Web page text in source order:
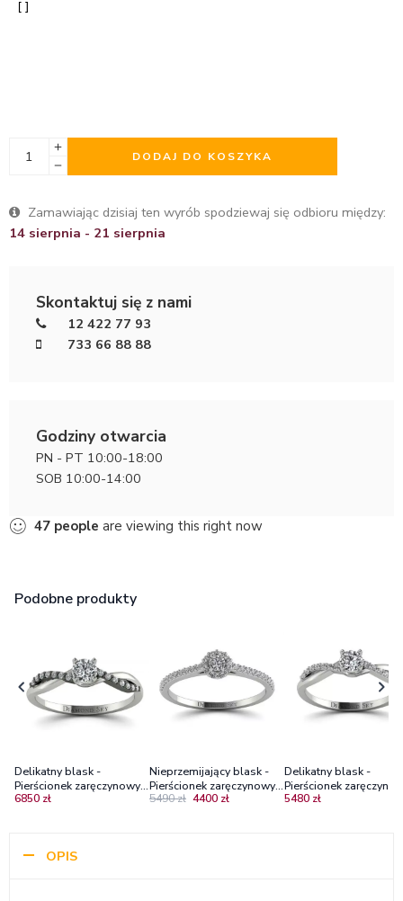
DODAJ DO KOSZYKA
Zamawiając dzisiaj ten wyrób spodziewaj się odbioru między:
14 sierpnia - 21 sierpnia
Skontaktuj się z nami
12 422 77 93
733 66 88 88
Godziny otwarcia
PN - PT 10:00-18:00
SOB 10:00-14:00
47 people are viewing this right now
Podobne produkty
Delikatny blask -
Pierścionek zaręczynowy z
białego i czarnego złota z
6850 zł
Nieprzemijający blask -
Pierścionek zaręczynowy z
białego złota z
5490 zł 4400 zł
Delikatny blask -
Pierścionek
białego złota z
5480 zł
OPIS